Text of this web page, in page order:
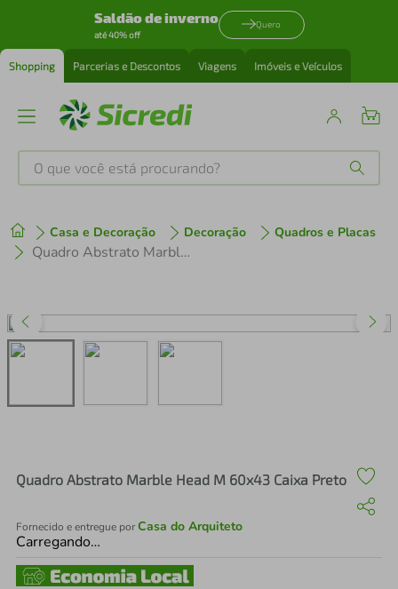
Saldão de inverno
até 40% off
Quero
Shopping Parcerias e Descontos Viagens Imóveis e Veículos
O que você está procurando?
Casa e Decoração Decoração Quadros e Placas
Quadro Abstrato Marble Head M 60x43 Caixa Preto
Quadro Abstrato Marble Head M 60x43 Caixa Preto
Fornecido e entregue porCasa do Arquiteto
Carregando…
1º tenis
perfume